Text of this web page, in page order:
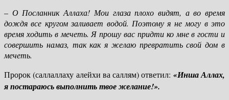
– О Посланник Аллаха! Мои глаза плохо видят, а во время
дождя все кругом заливает водой. Поэтому я не могу в это
время ходить в мечеть. Я прошу вас придти ко мне в гости и
совершить намаз, так как я желаю превратить свой дом в
мечеть.
Пророк (саллаллаху алейхи ва саллям) ответил: «Инша Аллах,
я постараюсь выполнить твое желание!».